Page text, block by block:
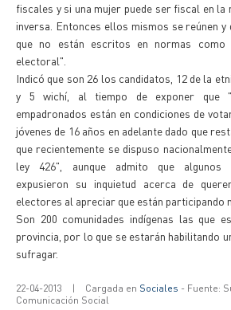
fiscales y si una mujer puede ser fiscal en la
inversa. Entonces ellos mismos se reúnen
que no están escritos en normas
electoral".
Indicó que son 26 los candidatos, 12 de la
y 5 wichí, al tiempo de exponer que
empadronados están en condiciones de
jóvenes de 16 años en adelante dado que
que recientemente se dispuso
ley 426", aunque admito que algunos
expusieron su inquietud acerca de
electores al apreciar que están participando
Son 200 comunidades indígenas las que
provincia, por lo que se estarán habilitando
sufragar.
22-04-2013 | Cargada en Sociales - Fuente:
Comunicación Social